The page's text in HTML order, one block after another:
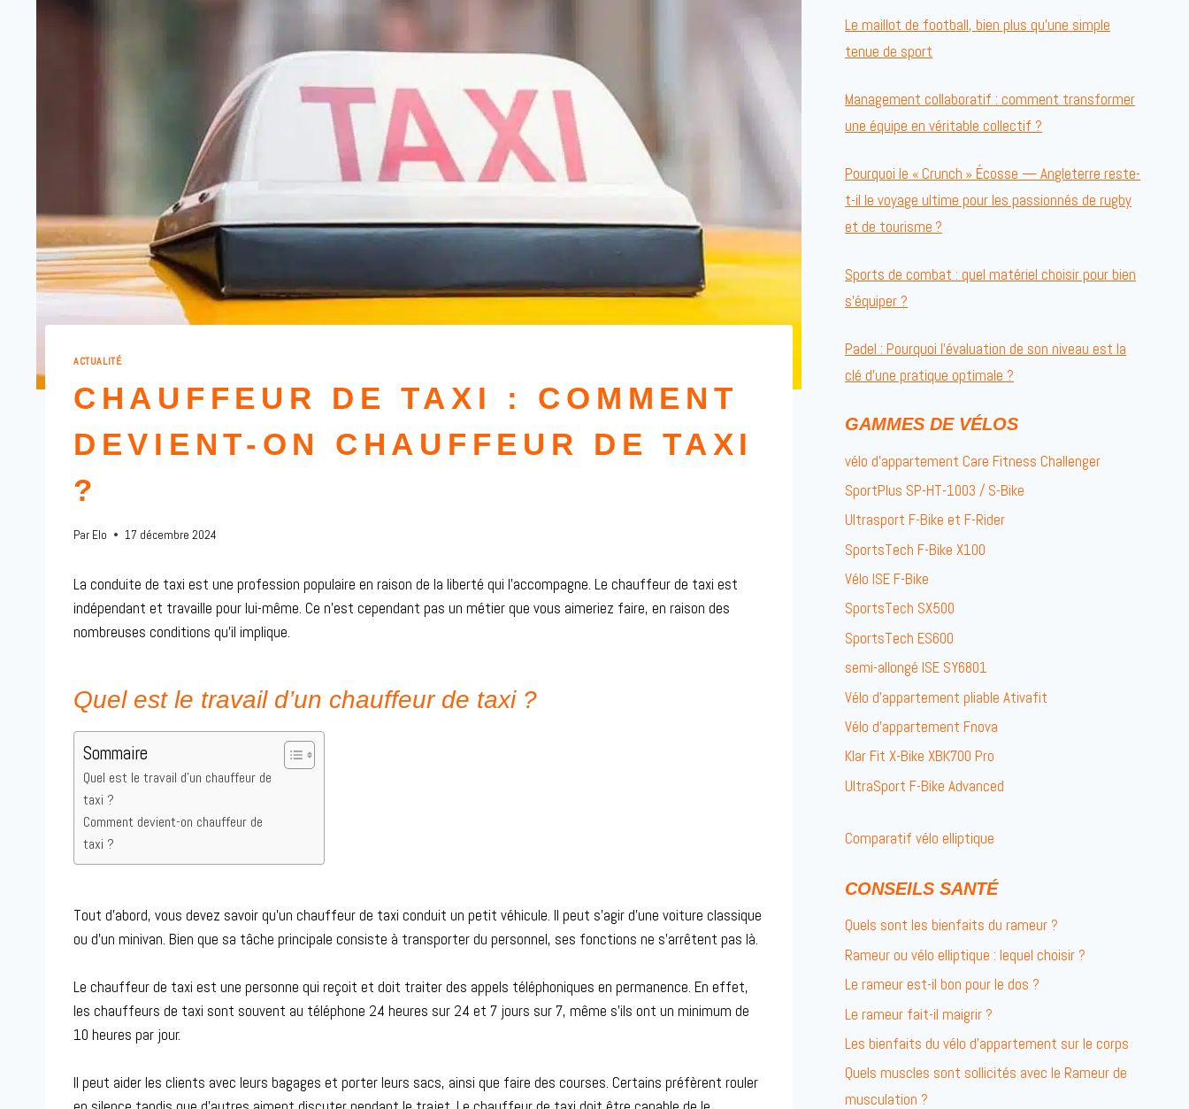
ACTUALITÉ
CHAUFFEUR DE TAXI : COMMENT
DEVIENT-ON CHAUFFEUR DE TAXI
?
Par Elo 17 décembre 2024
La conduite de taxi est une profession populaire en raison de la liberté qui l’accompagne. Le chauffeur de taxi est
indépendant et travaille pour lui-même. Ce n’est cependant pas un métier que vous aimeriez faire, en raison des
nombreuses conditions qu’il implique.
Quel est le travail d’un chauffeur de taxi ?
Sommaire
Quel est le travail d’un chauffeur de
taxi ?
Comment devient-on chauffeur de
taxi ?
Tout d’abord, vous devez savoir qu’un chauffeur de taxi conduit un petit véhicule. Il peut s’agir d’une voiture classique
ou d’un minivan. Bien que sa tâche principale consiste à transporter du personnel, ses fonctions ne s’arrêtent pas là.
Le chauffeur de taxi est une personne qui reçoit et doit traiter des appels téléphoniques en permanence. En effet,
les chauffeurs de taxi sont souvent au téléphone 24 heures sur 24 et 7 jours sur 7, même s’ils ont un minimum de
10 heures par jour.
Il peut aider les clients avec leurs bagages et porter leurs sacs, ainsi que faire des courses. Certains préfèrent rouler
Le maillot de football, bien plus qu’une simple
tenue de sport
Management collaboratif : comment transformer
une équipe en véritable collectif ?
Pourquoi le « Crunch » Écosse — Angleterre reste-
t-il le voyage ultime pour les passionnés de rugby
et de tourisme ?
Sports de combat : quel matériel choisir pour bien
s’équiper ?
Padel : Pourquoi l’évaluation de son niveau est la
clé d’une pratique optimale ?
GAMMES DE VÉLOS
vélo d’appartement Care Fitness Challenger
SportPlus SP-HT-1003 / S-Bike
Ultrasport F-Bike et F-Rider
SportsTech F-Bike X100
Vélo ISE F-Bike
SportsTech SX500
SportsTech ES600
semi-allongé ISE SY6801
Vélo d’appartement pliable Ativafit
Vélo d’appartement Fnova
Klar Fit X-Bike XBK700 Pro
UltraSport F-Bike Advanced
Comparatif vélo elliptique
CONSEILS SANTÉ
Quels sont les bienfaits du rameur ?
Rameur ou vélo elliptique : lequel choisir ?
Le rameur est-il bon pour le dos ?
Le rameur fait-il maigrir ?
Les bienfaits du vélo d’appartement sur le corps
Quels muscles sont sollicités avec le Rameur de
musculation ?